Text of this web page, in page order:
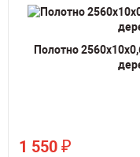
Полотно
1 550 ₽